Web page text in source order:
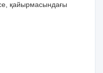
қайырмасындағы